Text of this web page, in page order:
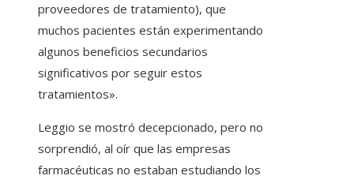
proveedores de tratamiento), que
muchos pacientes están experimentando
algunos beneficios secundarios
significativos por seguir estos
tratamientos».
Leggio se mostró decepcionado, pero no
sorprendió, al oír que las empresas
farmacéuticas no estaban estudiando los